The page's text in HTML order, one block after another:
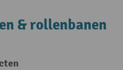
& rollenbanen